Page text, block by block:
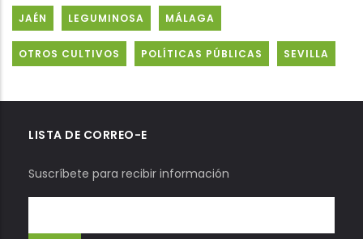
JAÉN LEGUMINOSA MÁLAGA
OTROS CULTIVOS POLÍTICAS PÚBLICAS SEVILLA
LISTA DE CORREO-E
Suscríbete para recibir información